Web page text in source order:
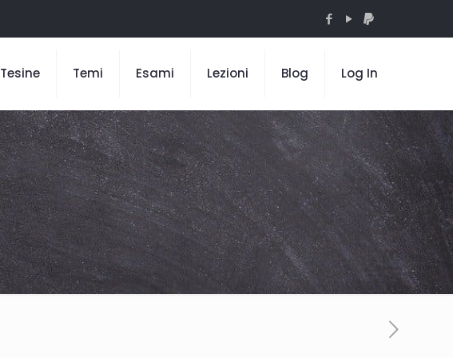
Tesine Temi Esami Lezioni Blog Log In